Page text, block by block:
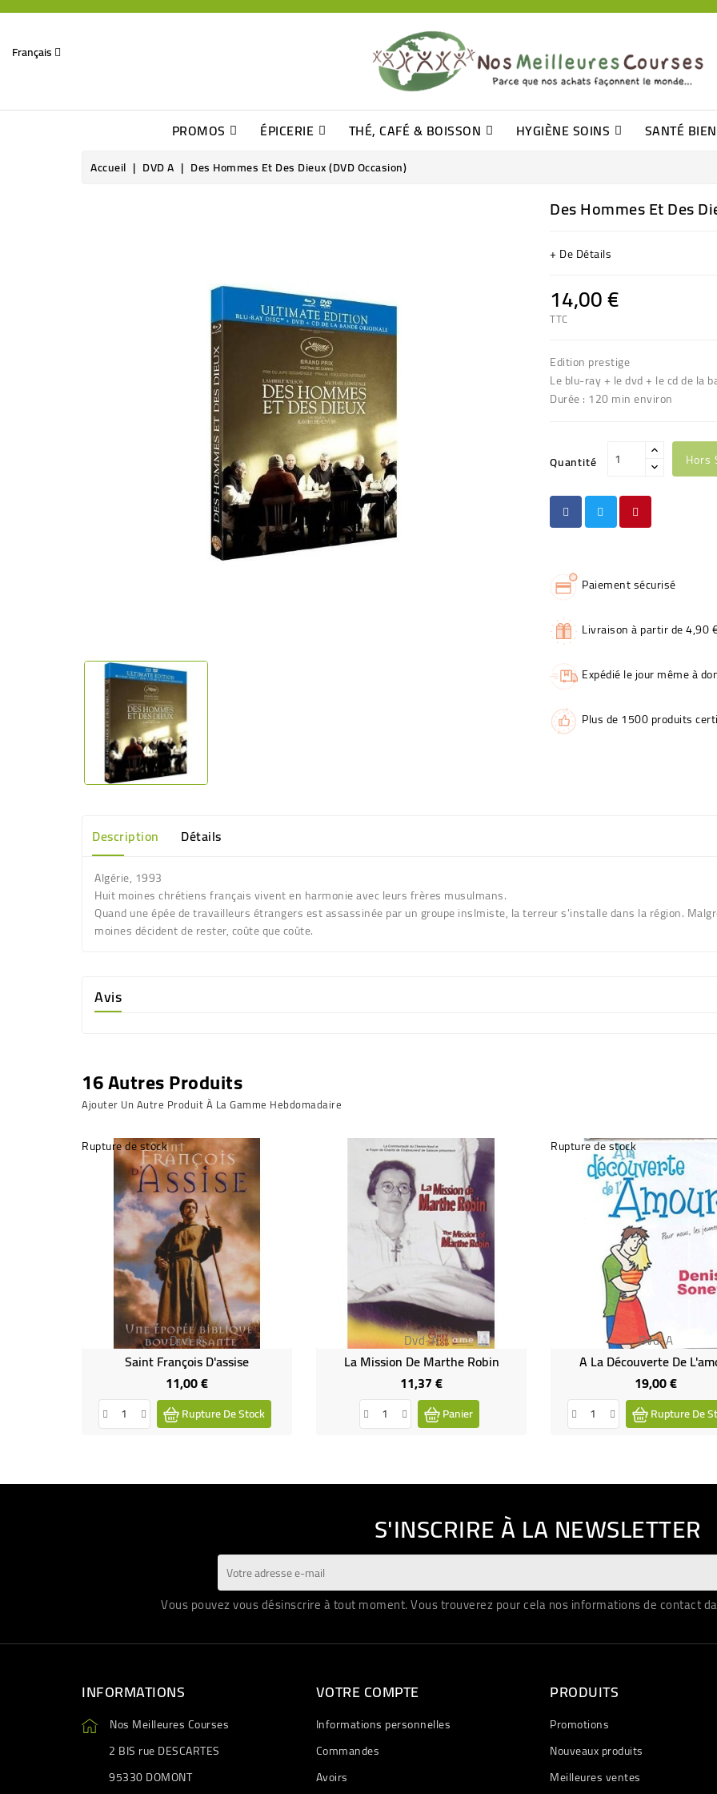
Français
PROMOS ÉPICERIE THÉ, CAFÉ & BOISSON HYGIÈNE SOINS SANTÉ
Accueil DVD A
Des Hommes Et Des Dieux (DVD Occasion)
Des Hommes Et Des
+ De Détails
14,00 €
TTC
Edition prestige
Le blu-ray + le dvd + le cd de la
Durée : 120 min environ
Quantité Hors
Paiement sécurisé
Livraison à partir de 4,90
Expédié le jour même à
Plus de 1500 produits
Description Détails
Algérie, 1993
Huit moines chrétiens français vivent en harmonie avec leurs frères musulmans.
Quand une épée de travailleurs étrangers est assassinée par un groupe inslmiste, la terreur s'installe dans la région.
moines décident de rester, coûte que coûte.
Avis
16 Autres Produits
Ajouter Un Autre Produit À La Gamme Hebdomadaire
Rupture de stock
Dvd-A
Saint François D'assise
11,00 €Prix
Rupture De Stock
Dvd-A
La Mission De Marthe Robin
11,37 €Prix
Panier
Rupture de stock
Dvd-A
A La Découverte De
19,00 €Prix
Rupture De
S'INSCRIRE À LA NEWSLETTER
Vous pouvez vous désinscrire à tout moment. Vous trouverez pour cela nos informations de contact
INFORMATIONS
Nos Meilleures Courses
2 BIS rue DESCARTES
95330 DOMONT
VOTRE COMPTE
Informations personnelles
Commandes
Avoirs
PRODUITS
Promotions
Nouveaux produits
Meilleures ventes